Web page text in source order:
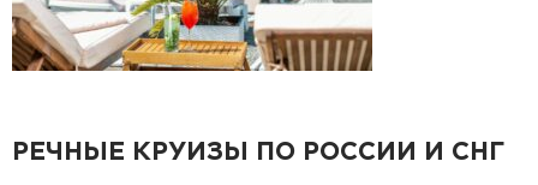
РЕЧНЫЕ КРУИЗЫ ПО РОССИИ И СНГ